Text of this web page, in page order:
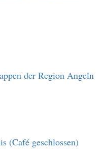
der Region Angeln
(Café geschlossen)